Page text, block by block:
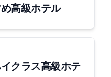
高級ホテル
クラス高級ホテ